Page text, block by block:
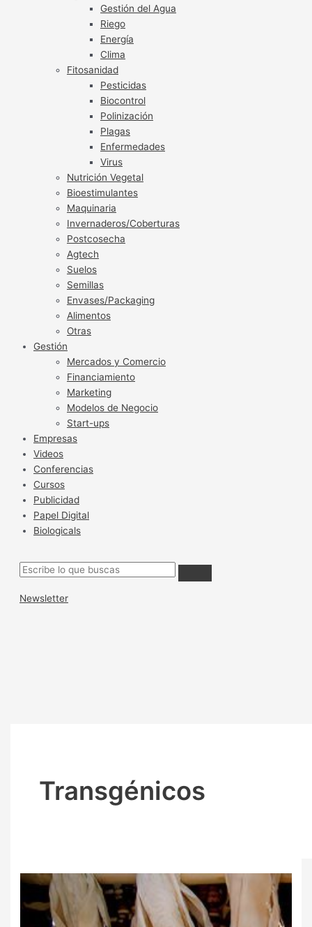
Gestión del Agua
Riego
Energía
Clima
Fitosanidad
Pesticidas
Biocontrol
Polinización
Plagas
Enfermedades
Virus
Nutrición Vegetal
Bioestimulantes
Maquinaria
Invernaderos/Coberturas
Postcosecha
Agtech
Suelos
Semillas
Envases/Packaging
Alimentos
Otras
Gestión
Mercados y Comercio
Financiamiento
Marketing
Modelos de Negocio
Start-ups
Empresas
Videos
Conferencias
Cursos
Publicidad
Papel Digital
Biologicals
Newsletter
Transgénicos